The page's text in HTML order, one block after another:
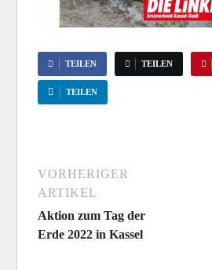
TEILEN TEILEN
TEILEN
VORHERIGER
ARTIKEL
Aktion zum Tag der
Erde 2022 in Kassel